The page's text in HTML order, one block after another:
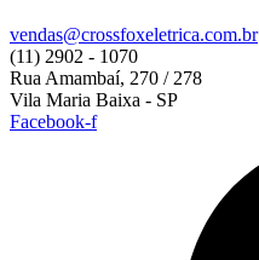
vendas@crossfoxeletrica.com.br
(11) 2902 - 1070
Rua Amambaí, 270 / 278
Vila Maria Baixa - SP
Facebook-f